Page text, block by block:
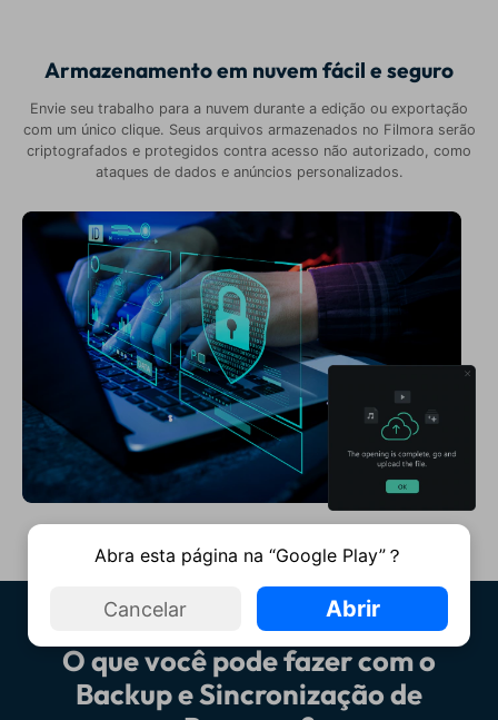
Armazenamento em nuvem fácil e seguro
Envie seu trabalho para a nuvem durante a edição ou exportação
com um único clique. Seus arquivos armazenados no Filmora serão
criptografados e protegidos contra acesso não autorizado, como
ataques de dados e anúncios personalizados.
O que você pode fazer com o
Backup e Sincronização de
Abra esta página na “Google Play”？
Cancelar Abrir